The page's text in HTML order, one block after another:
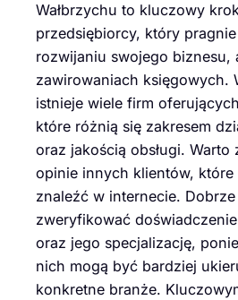
Wałbrzychu to kluczowy
przedsiębiorcy, który
rozwijaniu swojego biznesu,
zawirowaniach księgowych.
istnieje wiele firm
które różnią się zakresem
oraz jakością obsługi.
opinie innych klientów, które
znaleźć w internecie.
zweryfikować
oraz jego specjalizację,
nich mogą być bardziej
konkretne branże.